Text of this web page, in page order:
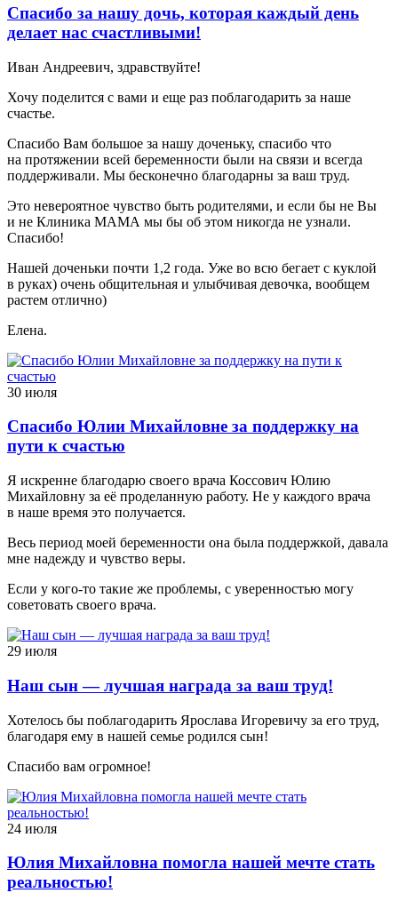
Спасибо за нашу дочь, которая каждый день
делает нас счастливыми!
Иван Андреевич, здравствуйте!
Хочу поделится с вами и еще раз поблагодарить за наше
счастье.
Спасибо Вам большое за нашу доченьку, спасибо что
на протяжении всей беременности были на связи и всегда
поддерживали. Мы бесконечно благодарны за ваш труд.
Это невероятное чувство быть родителями, и если бы не Вы
и не Клиника МАМА мы бы об этом никогда не узнали.
Спасибо!
Нашей доченьки почти 1,2 года. Уже во всю бегает с куклой
в руках) очень общительная и улыбчивая девочка, вообщем
растем отлично)
Елена.
30 июля
Спасибо Юлии Михайловне за поддержку на
пути к счастью
Я искренне благодарю своего врача Коссович Юлию
Михайловну за её проделанную работу. Не у каждого врача
в наше время это получается.
Весь период моей беременности она была поддержкой, давала
мне надежду и чувство веры.
Если у кого-то такие же проблемы, с уверенностью могу
советовать своего врача.
29 июля
Наш сын — лучшая награда за ваш труд!
Хотелось бы поблагодарить Ярослава Игоревичу за его труд,
благодаря ему в нашей семье родился сын!
Спасибо вам огромное!
24 июля
Юлия Михайловна помогла нашей мечте стать
реальностью!